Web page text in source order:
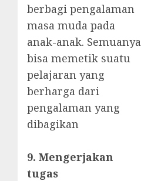
berbagi pengalaman
masa muda pada
anak-anak. Semuanya
bisa memetik suatu
pelajaran yang
berharga dari
pengalaman yang
dibagikan
9. Mengerjakan
tugas